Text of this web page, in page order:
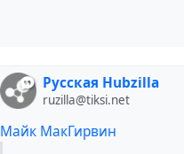
Русская Hubzilla
ruzilla@tiksi.net
Майк МакГирвин